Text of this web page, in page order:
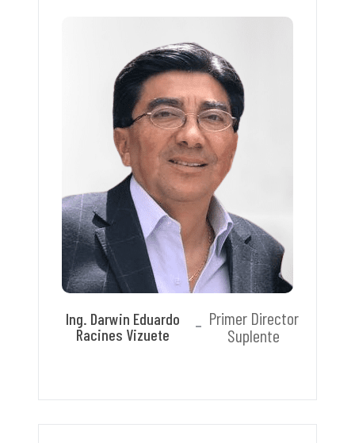
Ing. Darwin Eduardo
Racines Vizuete
Primer Director
Suplente